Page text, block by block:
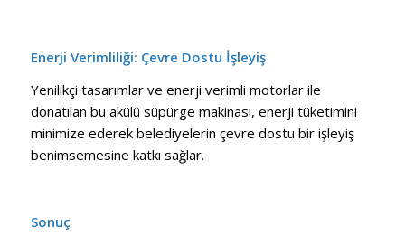
Enerji Verimliliği: Çevre Dostu İşleyiş
Yenilikçi tasarımlar ve enerji verimli motorlar ile
donatılan bu akülü süpürge makinası, enerji tüketimini
minimize ederek belediyelerin çevre dostu bir işleyiş
benimsemesine katkı sağlar.
Sonuç